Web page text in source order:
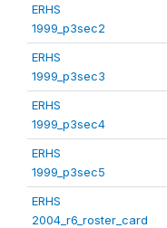
ERHS
1999_p3sec2
ERHS
1999_p3sec3
ERHS
1999_p3sec4
ERHS
1999_p3sec5
ERHS
2004_r6_roster_card